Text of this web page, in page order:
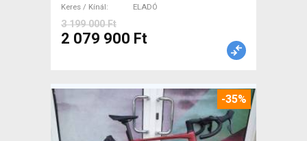
Keres / Kínál
ELADÓ
3 199 000 Ft
2 079 900 Ft
-35%